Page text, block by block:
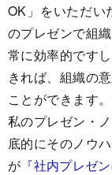
OK」をいただい
のプレゼンで組
常に効率的です
きれば、組織の
ことができます
私のプレゼン・
底的にそのノウ
が 『社内プレゼ